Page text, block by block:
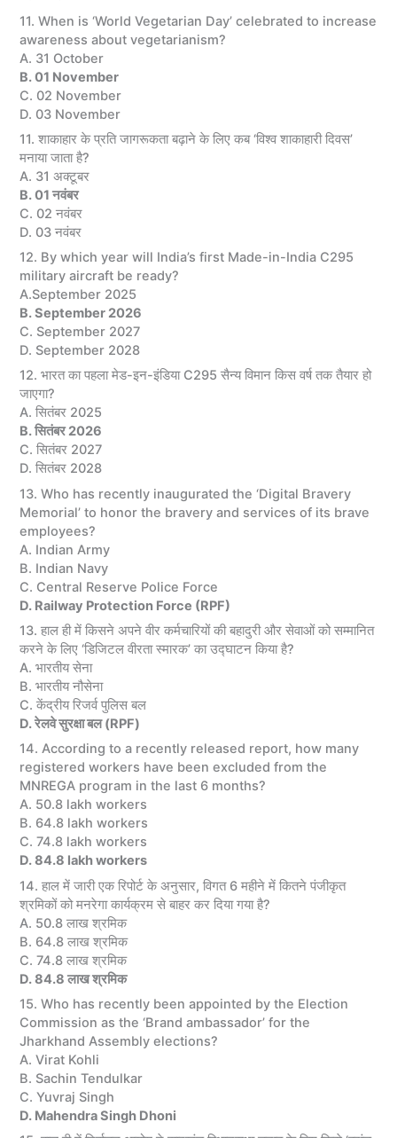
11. When is ‘World Vegetarian Day’ celebrated to increase
awareness about vegetarianism?
A. 31 October
B. 01 November
C. 02 November
D. 03 November
11. शाकाहार के प्रति जागरूकता बढ़ाने के लिए कब ‘विश्व शाकाहारी दिवस’
मनाया जाता है?
A. 31 अक्टूबर
B. 01 नवंबर
C. 02 नवंबर
D. 03 नवंबर
12. By which year will India’s first Made-in-India C295
military aircraft be ready?
A.September 2025
B. September 2026
C. September 2027
D. September 2028
12. भारत का पहला मेड-इन-इंडिया C295 सैन्य विमान किस वर्ष तक तैयार हो
जाएगा?
A. सितंबर 2025
B. सितंबर 2026
C. सितंबर 2027
D. सितंबर 2028
13. Who has recently inaugurated the ‘Digital Bravery
Memorial’ to honor the bravery and services of its brave
employees?
A. Indian Army
B. Indian Navy
C. Central Reserve Police Force
D. Railway Protection Force (RPF)
13. हाल ही में किसने अपने वीर कर्मचारियों की बहादुरी और सेवाओं को सम्मानित
करने के लिए ‘डिजिटल वीरता स्मारक’ का उद्घाटन किया है?
A. भारतीय सेना
B. भारतीय नौसेना
C. केंद्रीय रिजर्व पुलिस बल
D. रेलवे सुरक्षा बल (RPF)
14. According to a recently released report, how many
registered workers have been excluded from the
MNREGA program in the last 6 months?
A. 50.8 lakh workers
B. 64.8 lakh workers
C. 74.8 lakh workers
D. 84.8 lakh workers
14. हाल में जारी एक रिपोर्ट के अनुसार, विगत 6 महीने में कितने पंजीकृत
श्रमिकों को मनरेगा कार्यक्रम से बाहर कर दिया गया है?
A. 50.8 लाख श्रमिक
B. 64.8 लाख श्रमिक
C. 74.8 लाख श्रमिक
D. 84.8 लाख श्रमिक
15. Who has recently been appointed by the Election
Commission as the ‘Brand ambassador’ for the
Jharkhand Assembly elections?
A. Virat Kohli
B. Sachin Tendulkar
C. Yuvraj Singh
D. Mahendra Singh Dhoni